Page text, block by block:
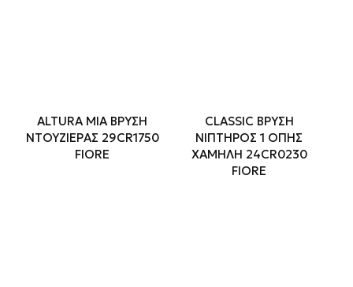
ALTURA MIA ΒΡΥΣΗ
ΝΤΟΥΖΙΕΡΑΣ 29CR1750
FIORE
CLASSIC ΒΡΥΣΗ
ΝΙΠΤΗΡΟΣ 1 ΟΠΗΣ
ΧΑΜΗΛΗ 24CR0230
FIORE